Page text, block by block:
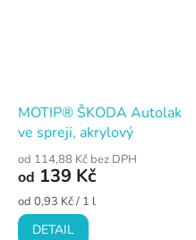
MOTIP® ŠKODA Autolak
ve spreji, akrylový
od 114,88 Kč bez DPH
od 139 Kč
Měrná
cena:
od 0,93 Kč / 1 l
DETAIL